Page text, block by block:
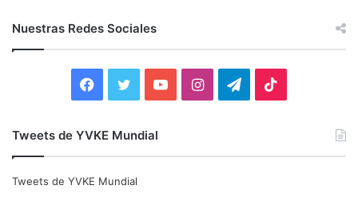
r
:
Nuestras Redes Sociales
e
t
I
Tweets de YVKE Mundial
Tweets de YVKE Mundial